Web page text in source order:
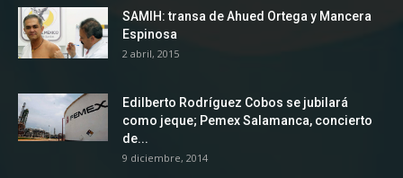
SAMIH: transa de Ahued Ortega y Mancera
Espinosa
2 abril, 2015
Edilberto Rodríguez Cobos se jubilará
como jeque; Pemex Salamanca, concierto
de...
9 diciembre, 2014